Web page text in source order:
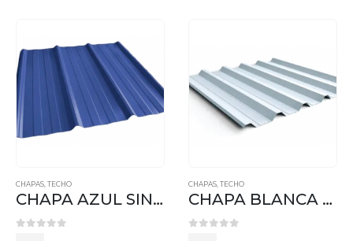
CHAPAS TECHO
CHAPA AZUL SINUSOIDAL
CHAPAS TECHO
CHAPA BLANCA SINUSOIDAL